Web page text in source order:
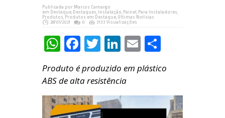
Publicada por: Marcos Camargo
em Destaque, Destaques, Instalação, Painel , Para Instaladores,
Produtos, Produtos em Destaque, Últimas Notícias
28/01/2021
0 3133 Visualizações
WhatsApp
Facebook
Twitter
LinkedIn
Email
Produto é produzido em plástico
ABS de alta resistência